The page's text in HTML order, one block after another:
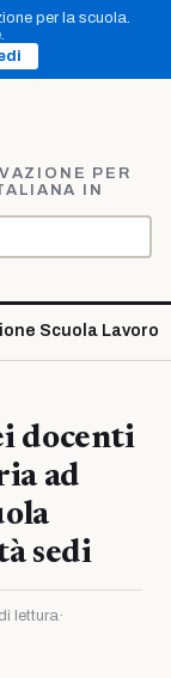
per la scuola.
PER
IN
Scuola Lavoro
docenti
ad
sedi
lettura·